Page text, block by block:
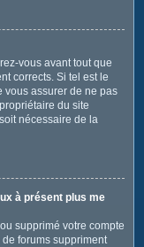
vous avant tout que
corrects. Si tel est le
vous assurer de ne pas
du site
nécessaire de la
à présent plus me
supprimé votre compte
forums suppriment